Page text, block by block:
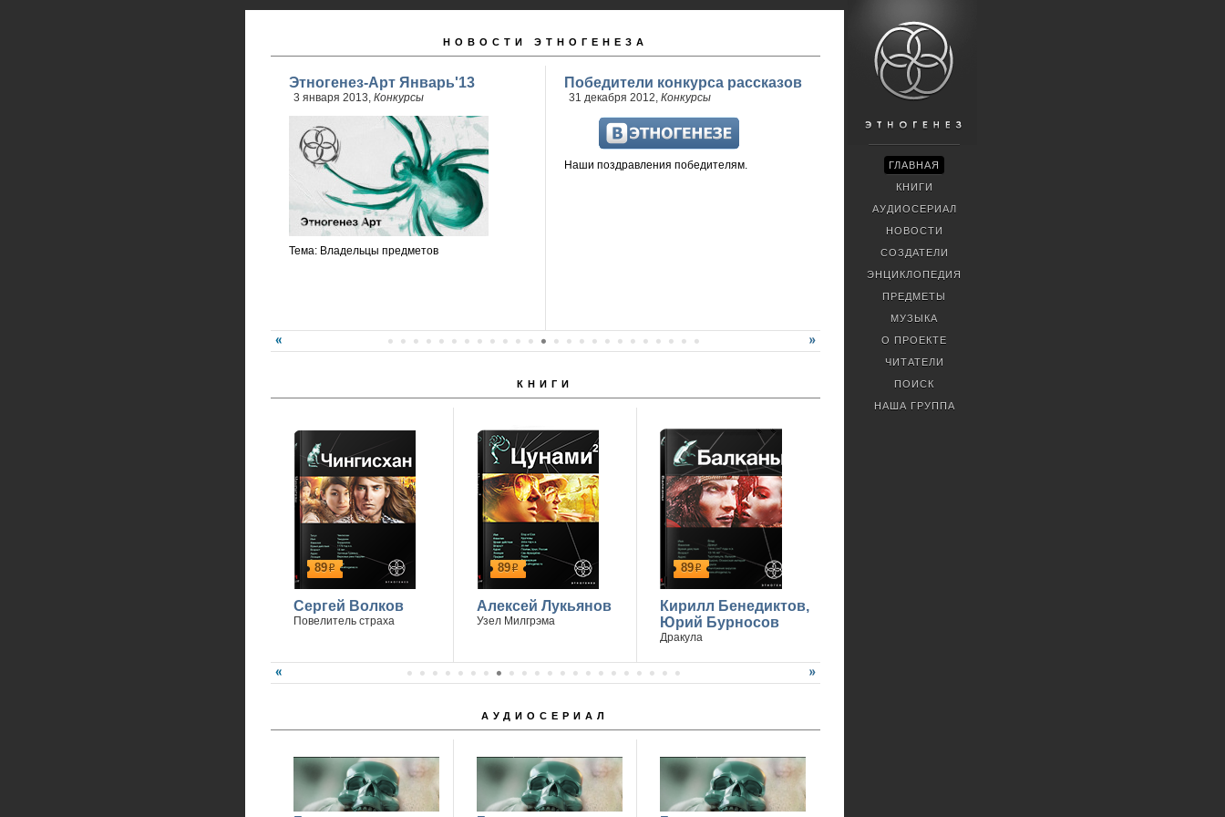
НОВОСТИ ЭТНОГЕНЕЗА
Этногенез-Арт Январь'13
3 января 2013, Конкурсы
Тема: Владельцы предметов
Победители конкурса рассказов
31 декабря 2012, Конкурсы
Наши поздравления победителям.
КНИГИ
89р
Сергей Волков
Повелитель страха
89р
Алексей Лукьянов
Узел Милгрэма
89р
Кирилл Бенедиктов,
Юрий Бурносов
Дракула
АУДИОСЕРИАЛ
ГЛАВНАЯ
КНИГИ
АУДИОСЕРИАЛ
НОВОСТИ
СОЗДАТЕЛИ
ЭНЦИКЛОПЕДИЯ
ПРЕДМЕТЫ
МУЗЫКА
О ПРОЕКТЕ
ЧИТАТЕЛИ
ПОИСК
НАША ГРУППА